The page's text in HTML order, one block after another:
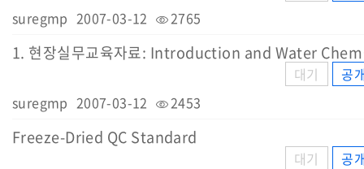
suregmp 2007-03-12 2765
대기
공
suregmp 2007-03-12 2453
Freeze-Dried QC Standard
대기
공